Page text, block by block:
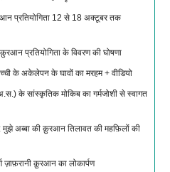
प्रतियोगिता 12 से 18 अक्टूबर तक
प्रतियोगिता के विवरण की घोषणा
के अकेलेपन के घावों का मरहम + वीडियो
के सांस्कृतिक मोकिब का गर्मजोशी से स्वागत
मुझे अब्बा की क़ुरआन तिलावत की महफ़िलों की
ज़ाफ़रानी क़ुरआन का लोकार्पण